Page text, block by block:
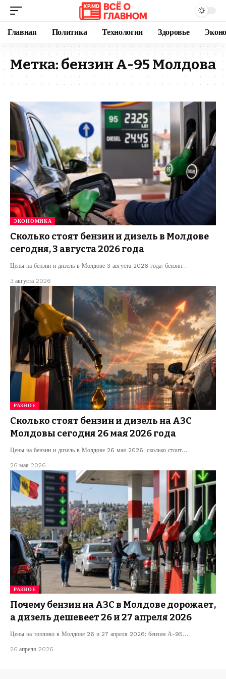
Главная Политика Технологии Здоровье
Метка: бензин А-95 Молдова
ЭКОНОМИКА
Сколько стоят бензин и дизель в Молдове
сегодня, 3 августа 2026 года
Цены на бензин и дизель в Молдове 3 августа 2026 года: бензин…
3 августа 2026
РАЗНОЕ
Сколько стоят бензин и дизель на АЗС
Молдовы сегодня 26 мая 2026 года
Цены на бензин и дизель в Молдове 26 мая 2026: сколько стоит…
26 мая 2026
РАЗНОЕ
Почему бензин на АЗС в Молдове дорожает,
а дизель дешевеет 26 и 27 апреля 2026
Цены на топливо в Молдове 26 и 27 апреля 2026: бензин А-95…
26 апреля 2026